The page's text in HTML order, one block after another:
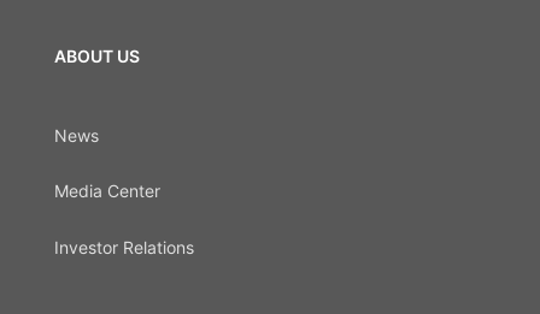
ABOUT US
News
Media Center
Investor Relations